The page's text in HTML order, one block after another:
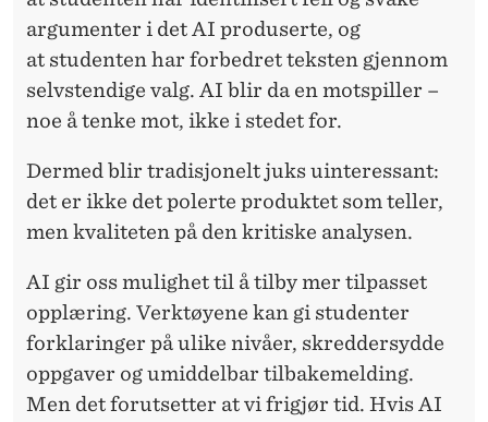
argumenter i det AI produserte, og
at studentenhar forbedret teksten gjennom
selvstendige valg. AI blir da en motspiller –
noe å tenke mot, ikke i stedet for.
Dermed blir tradisjonelt juks uinteressant:
det er ikke det polerte produktet som teller,
men kvaliteten på den kritiske analysen.
AI gir oss mulighet til å tilby mer tilpasset
opplæring. Verktøyene kan gi studenter
forklaringer på ulike nivåer, skreddersydde
oppgaver og umiddelbar tilbakemelding.
Men det forutsetter at vi frigjør tid. Hvis AI